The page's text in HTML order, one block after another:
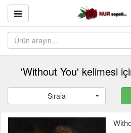
'Without You' kelimesi
Sırala